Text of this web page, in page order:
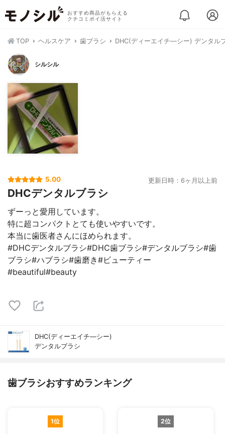
おすすめ商品がもらえる
クチコミポイ活サイト
TOP ヘルスケア 歯ブラシ DHC(ディーエイチ―シー) デンタル
シルシル
5.00 更新日時：6ヶ月以上前
DHCデンタルブラシ
ずーっと愛用しています。
特に超コンパクトとても使いやすいです。
本当に歯医者さんにほめられます。
#DHCデンタルブラシ#DHC歯ブラシ#デンタルブラシ#歯
ブラシ#ハブラシ#歯磨き#ビューティー
#beautiful#beauty
DHC(ディーエイチ―シー)
デンタルブラシ
歯ブラシおすすめランキング
1位 2位